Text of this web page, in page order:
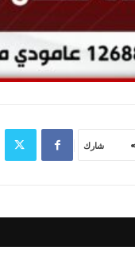
شارك